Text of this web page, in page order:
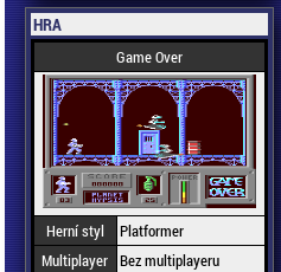
HRA
Game Over
Herní styl
Platformer
Multiplayer Bez multiplayeru